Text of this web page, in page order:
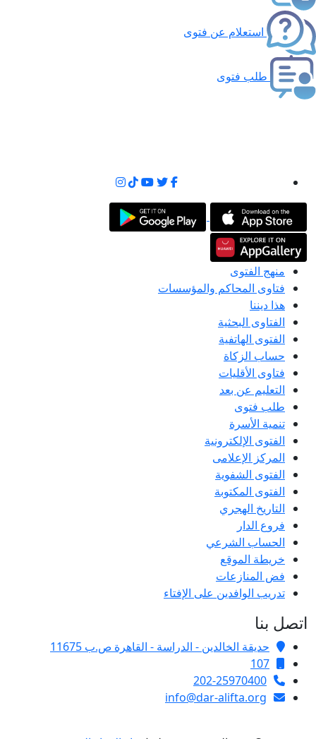
استعلام عن فتوى
طلب فتوى
منهج الفتوى
فتاوى المحاكم والمؤسسات
هذا ديننا
الفتاوى البحثية
الفتوى الهاتفية
حساب الزكاة
فتاوى الأقليات
التعليم عن بعد
طلب فتوى
تنمية الأسرة
الفتوى الإلكترونية
المركز الإعلامى
الفتوى الشفوية
الفتوى المكتوبة
التاريخ الهجري
فروع الدار
الحساب الشرعي
خريطة الموقع
فض المنازعات
تدريب الوافدين على الإفتاء
اتصل بنا
حديقة الخالدين - الدراسة - القاهرة ص.ب 11675
107
202-25970400
info@dar-alifta.org